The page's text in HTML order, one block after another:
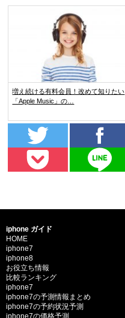
増え続ける有料会員！改めて知りたい
「Apple Music」の…
iphone ガイド
HOME
iphone7
iphone8
お役立ち情報
比較ランキング
iphone7
iphone7の予測情報まとめ
iphone7の予約状況予測
iphone7の価格予測